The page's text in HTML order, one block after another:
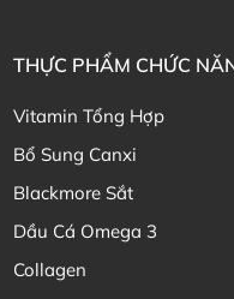
THỰC PHẨM CHỨC
Vitamin Tổng Hợp
Bổ Sung Canxi
Blackmore Sắt
Dầu Cá Omega 3
Collagen